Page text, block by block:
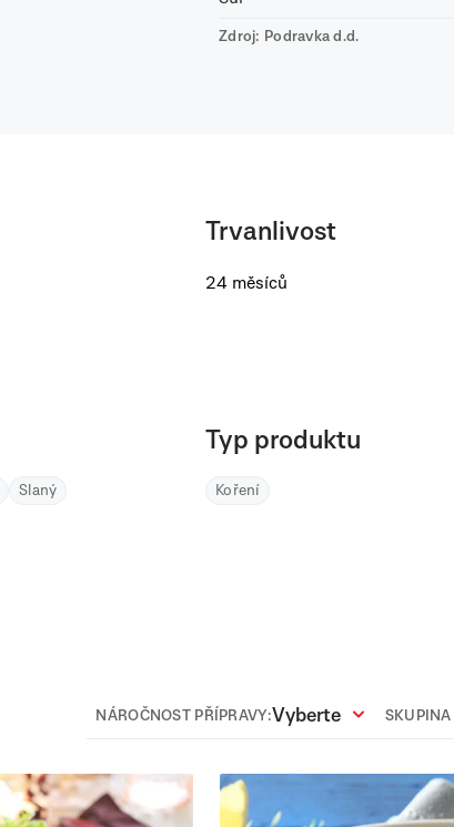
Zdroj: Podravka d.d.
Trvanlivost
24 měsíců
Slaný
Typ produktu
Koření
NÁROČNOST PŘÍPRAVY:Vyberte